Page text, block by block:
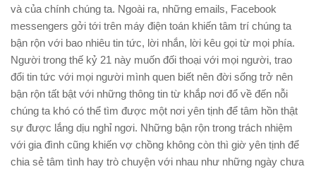
và của chính chúng ta. Ngoài ra, những emails, Facebook
messengers gởi tới trên máy điện toán khiến tâm trí chúng ta
bận rộn với bao nhiêu tin tức, lời nhắn, lời kêu gọi từ mọi phía.
Người trong thế kỷ 21 này muốn đối thoại với mọi người, trao
đổi tin tức với mọi người mình quen biết nên đời sống trở nên
bận rộn tất bật với những thông tin từ khắp nơi đổ về đến nỗi
chúng ta khó có thể tìm được một nơi yên tịnh để tâm hồn thật
sự được lắng dịu nghỉ ngơi. Những bận rộn trong trách nhiệm
với gia đình cũng khiến vợ chồng không còn thì giờ yên tịnh để
chia sẻ tâm tình hay trò chuyện với nhau như những ngày chưa